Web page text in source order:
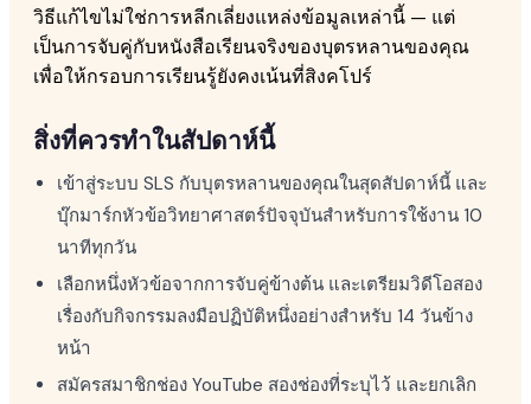
วิธีแก้ไขไม่ใช่การหลีกเลี่ยงแหล่งข้อมูลเหล่านี้ — แต่
เป็นการจับคู่กับหนังสือเรียนจริงของบุตรหลานของคุณ
เพื่อให้กรอบการเรียนรู้ยังคงเน้นที่สิงคโปร์
สิ่งที่ควรทำในสัปดาห์นี้
เข้าสู่ระบบ SLS กับบุตรหลานของคุณในสุดสัปดาห์นี้ และ
บุ๊กมาร์กหัวข้อวิทยาศาสตร์ปัจจุบันสำหรับการใช้งาน 10
นาทีทุกวัน
เลือกหนึ่งหัวข้อจากการจับคู่ข้างต้น และเตรียมวิดีโอสอง
เรื่องกับกิจกรรมลงมือปฏิบัติหนึ่งอย่างสำหรับ 14 วันข้าง
หน้า
สมัครสมาชิกช่อง YouTube สองช่องที่ระบุไว้ และยกเลิก